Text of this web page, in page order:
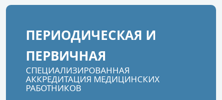
ПЕРИОДИЧЕСКАЯ И
ПЕРВИЧНАЯ
СПЕЦИАЛИЗИРОВАННАЯ
АККРЕДИТАЦИЯ МЕДИЦИНСКИХ
РАБОТНИКОВ